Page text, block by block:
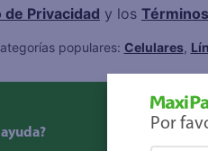
de Privacidad y los
populares: Celulares,
Servicios
Por